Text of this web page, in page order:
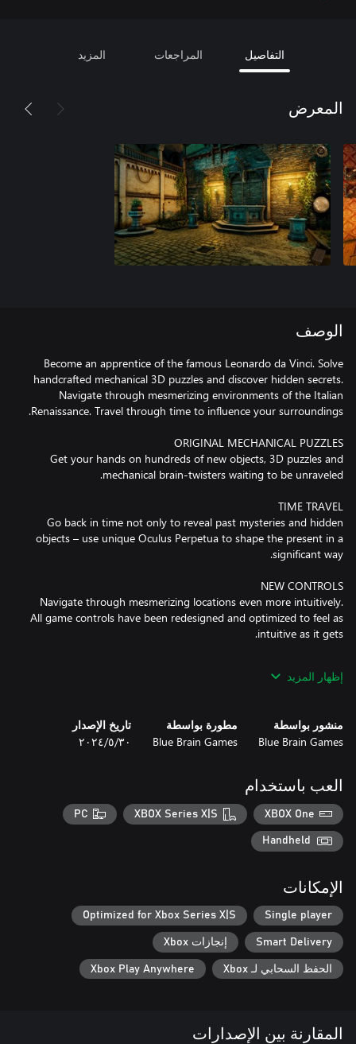
التفاصيل المراجعات المزيد
المعرض
الوصف
Become an apprentice of the famous Leonardo da Vinci. Solve
handcrafted mechanical 3D puzzles and discover hidden secrets.
Navigate through mesmerizing environments of the Italian
Get your hands on hundreds of new objects, 3D puzzles and
Go back in time not only to reveal past mysteries and hidden
objects – use unique Oculus Perpetua to shape the present in a
Navigate through mesmerizing locations even more intuitively.
All game controls have been redesigned and optimized to feel as
A pleasure for all senses: the whole story is now fully narrated.
Including the one showing Leonardo da Vinci's creation of the
إظهار المزيد
منشور بواسطة
Blue Brain Games
مطورة بواسطة
Blue Brain Games
تاريخ الإصدار
٣٠‏/٥‏/٢٠٢٤
العب باستخدام
XBOX One
XBOX Series X|S
PC
Handheld
الإمكانات
Single player
Optimized for Xbox Series X|S
Smart Delivery إنجازات Xbox
الحفظ السحابي لـ Xbox Xbox Play Anywhere
المقارنة بين الإصدارات